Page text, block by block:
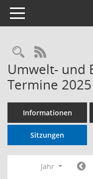
Toggle navigation
RSS-Feed
Umwelt- und
Termine 2025
Informationen
Sitzungen
Jahr